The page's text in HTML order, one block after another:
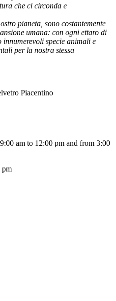
che ci circonda e
pianeta, sono costantemente
umana: con ogni ettaro di
innumerevoli specie animali e
per la nostra stessa
Piacentino
am to 12:00 pm and from 3:00
pm